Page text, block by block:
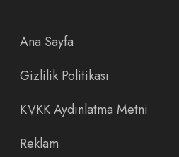
Ana Sayfa
Gizlilik Politikası
KVKK Aydınlatma Metni
Reklam